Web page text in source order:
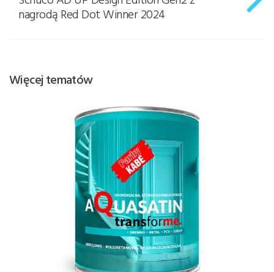
nagrodą Red Dot Winner 2024
Więcej tematów